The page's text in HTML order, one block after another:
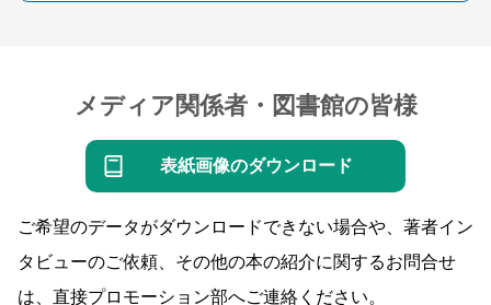
メディア関係者・図書館の皆様
表紙画像のダウンロード
ご希望のデータがダウンロードできない場合や、著者イン
タビューのご依頼、その他の本の紹介に関するお問合せ
は、直接プロモーション部へご連絡ください。